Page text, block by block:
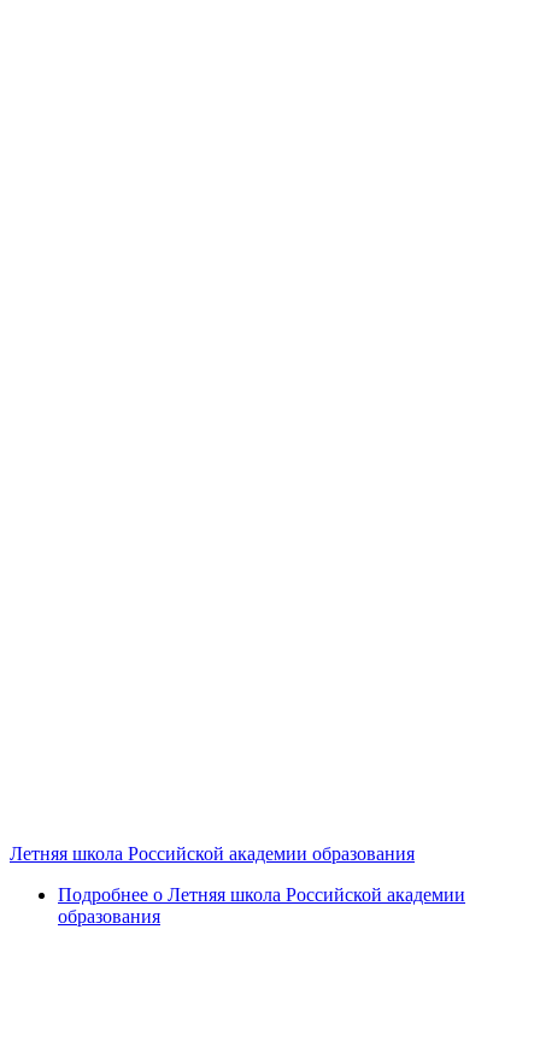
Летняя школа Российской академии образования
Подробнее о Летняя школа Российской академии
образования